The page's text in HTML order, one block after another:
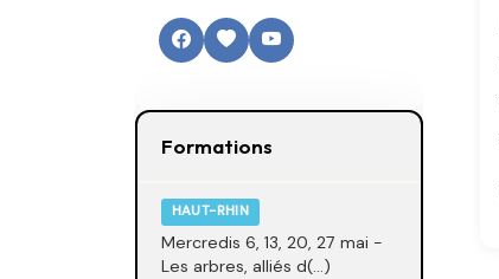
Formations
HAUT-RHIN
Mercredis 6, 13, 20, 27 mai -
Les arbres, alliés d(...)